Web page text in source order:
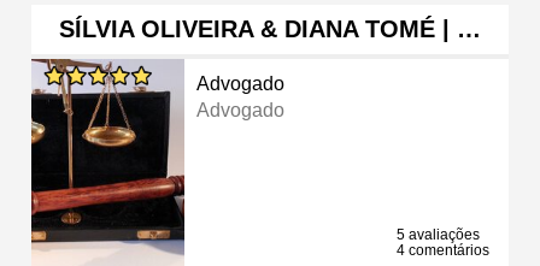
SÍLVIA OLIVEIRA & DIANA TOMÉ | …
Advogado
Advogado
5 avaliações
4 comentários